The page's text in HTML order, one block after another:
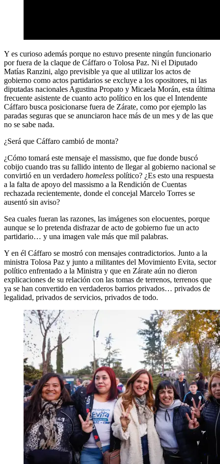
Y es curioso además porque no estuvo presente ningún funcionario
por fuera de la claque de Cáffaro o Tolosa Paz. Ni el Diputado
Matías Ranzini, algo previsible ya que al utilizar los actos de
gobierno como actos partidarios se excluye a los opositores, ni las
diputadas nacionales Agustina Propato y Micaela Morán, esta última
frecuente asistente de cuanto acto político en los que el Intendente
Cáffaro busca posicionarse fuera de Zárate, como por ejemplo las
paradas seguras que se anunciaron hace más de un mes y de las que
no se sabe nada.
¿Será que Cáffaro cambió de monta?
¿Cómo tomará este mensaje el massismo, que fue donde buscó
cobijo cuando tras su fallido intento de llegar al gobierno nacional se
convirtió en un verdadero homeless político? ¿Es esto una respuesta
a la falta de apoyo del massismo a la Rendición de Cuentas
rechazada recientemente, donde el concejal Marcelo Torres se
ausentó sin aviso?
Sea cuales fueran las razones, las imágenes son elocuentes, porque
aunque se lo pretenda disfrazar de acto de gobierno fue un acto
partidario… y una imagen vale más que mil palabras.
Y en él Cáffaro se mostró con mensajes contradictorios. Junto a la
ministra Tolosa Paz y junto a militantes del Movimiento Evita, sector
político enfrentado a la Ministra y que en Zárate aún no dieron
explicaciones de su relación con las tomas de terrenos, terrenos que
ya se han convertido en verdaderos barrios privados… privados de
legalidad, privados de servicios, privados de todo.